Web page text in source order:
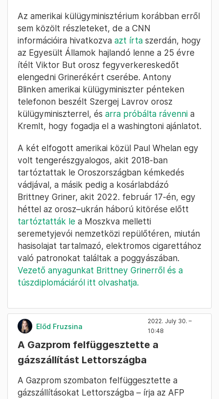
Az amerikai külügyminisztérium korábban erről
sem közölt részleteket, de a CNN
információira hivatkozva azt írta szerdán, hogy
az Egyesült Államok hajlandó lenne a 25 évre
ítélt Viktor But orosz fegyverkereskedőt
elengedni Grinerékért cserébe. Antony
Blinken amerikai külügyminiszter pénteken
telefonon beszélt Szergej Lavrov orosz
külügyminiszterrel, és arra próbálta rávenni a
Kremlt, hogy fogadja el a washingtoni ajánlatot.
A két elfogott amerikai közül Paul Whelan egy
volt tengerészgyalogos, akit 2018-ban
tartóztattak le Oroszországban kémkedés
vádjával, a másik pedig a kosárlabdázó
Brittney Griner, akit 2022. február 17-én, egy
héttel az orosz–ukrán háború kitörése előtt
tartóztatták le a Moszkva melletti
seremetyjevói nemzetközi repülőtéren, miután
hasisolajat tartalmazó, elektromos cigarettához
való patronokat találtak a poggyászában.
Vezető anyagunkat Brittney Grinerről és a
túszdiplomáciáról itt olvashatja.
Előd Fruzsina
2022. July 30. –
10:48
A Gazprom felfüggesztette a
gázszállítást Lettországba
A Gazprom szombaton felfüggesztette a
gázszállításokat Lettországba – írja az AFP